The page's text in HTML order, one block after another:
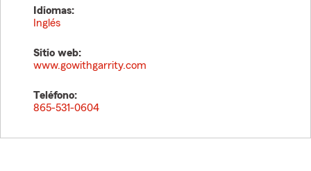
Idiomas:
Inglés
Sitio web:
www.gowithgarrity.com
Teléfono:
865-531-0604